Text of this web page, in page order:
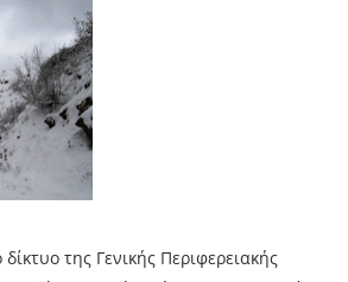
της Γενικής Περιφερειακής